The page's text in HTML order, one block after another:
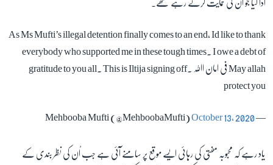
ادا کیا جو ان کی حمایت کرتے رہے تھے۔
As Ms Mufti’s illegal detention finally comes to an end, Id like to thank
everybody who supported me in these tough times. I owe a debt of
gratitude to you all. This is Iltija signing off. فی امان اﷲ May allah
protect you
— Mehbooba Mufti (@MehboobaMufti)
October 13, 2020
یاد رہے کہ محبوبہ مفتی کی رہائی ایسے موقع پر سامنے آئی ہے جب اُن کی نظر بندی کے